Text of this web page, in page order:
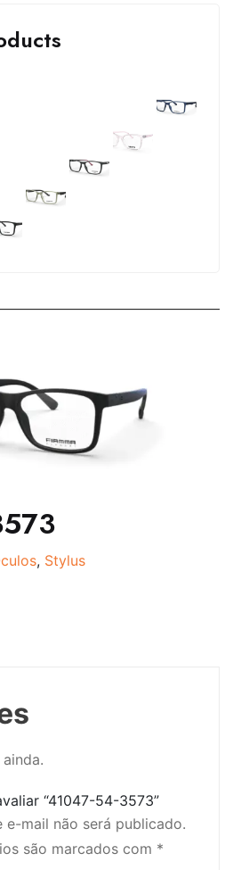
, Stylus
“41047-54-3573”
e-mail não será publicado.
são marcados com *